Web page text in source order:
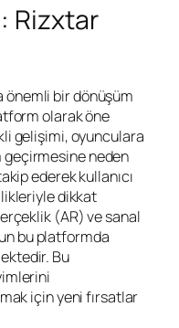
Rizxtar
önemli bir dönüşüm
olarak öne
gelişimi, oyunculara
geçirmesine neden
ederek kullanıcı
dikkat
(AR) ve sanal
bu platformda
Bu
için yeni fırsatlar